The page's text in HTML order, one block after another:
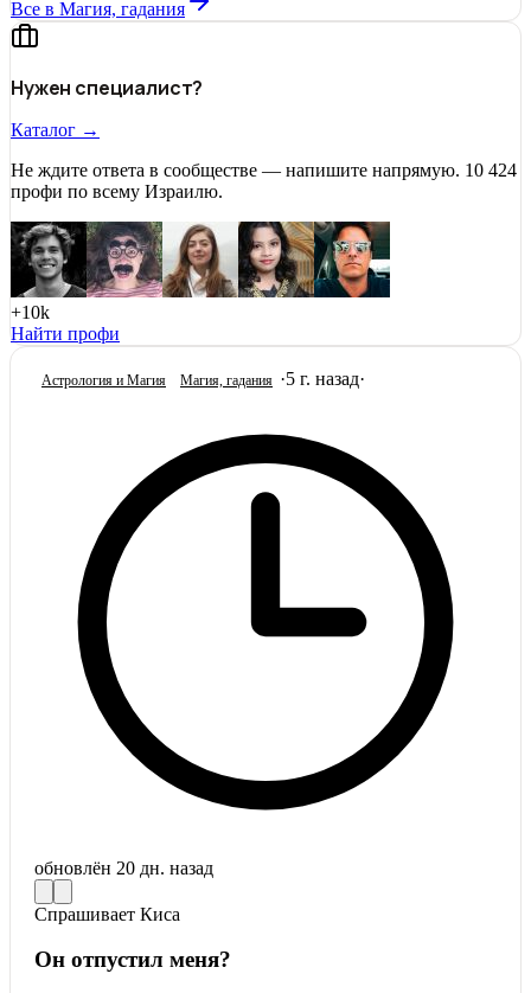
Все в Магия, гадания
Нужен специалист?
Каталог →
Не ждите ответа в сообществе — напишите напрямую. 10 424
профи по всему Израилю.
+10k
Найти профи
Астрология и Магия Магия, гадания ·5 г. назад·
обновлён 20 дн. назад
Спрашивает Киса
Он отпустил меня?